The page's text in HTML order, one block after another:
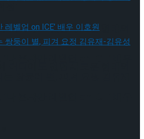
어디에도 없던 새로운 형태의